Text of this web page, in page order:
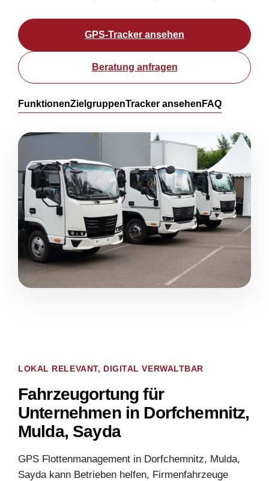
GPS-Tracker ansehen
Beratung anfragen
FunktionenZielgruppenTracker ansehen FAQ
LOKAL RELEVANT, DIGITAL VERWALTBAR
Fahrzeugortung für
Unternehmen in Dorfchemnitz,
Mulda, Sayda
GPS Flottenmanagement in Dorfchemnitz, Mulda,
Sayda kann Betrieben helfen, Firmenfahrzeuge